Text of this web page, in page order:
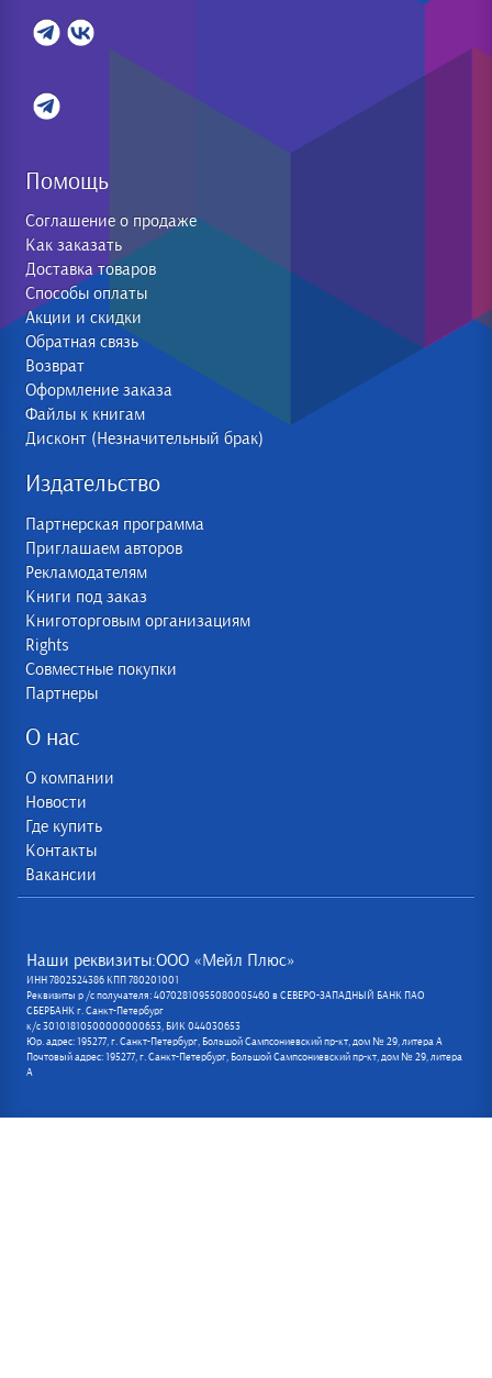
Помощь
Соглашение о продаже
Как заказать
Доставка товаров
Способы оплаты
Акции и скидки
Обратная связь
Возврат
Оформление заказа
Файлы к книгам
Дисконт (Незначительный брак)
Издательство
Партнерская программа
Приглашаем авторов
Рекламодателям
Книги под заказ
Книготорговым организациям
Rights
Совместные покупки
Партнеры
О нас
О компании
Новости
Где купить
Контакты
Вакансии
Наши реквизиты:ООО «Мейл Плюс»
ИНН 7802524386 КПП 780201001
Реквизиты р /с получателя: 40702810955080005460 в СЕВЕРО-ЗАПАДНЫЙ БАНК ПАО
СБЕРБАНК г. Санкт-Петербург
к/с 30101810500000000653, БИК 044030653
Юр. адрес: 195277, г. Санкт-Петербург, Большой Сампсониевский пр-кт, дом № 29, литера А
Почтовый адрес: 195277, г. Санкт-Петербург, Большой Сампсониевский пр-кт, дом № 29, литера
А